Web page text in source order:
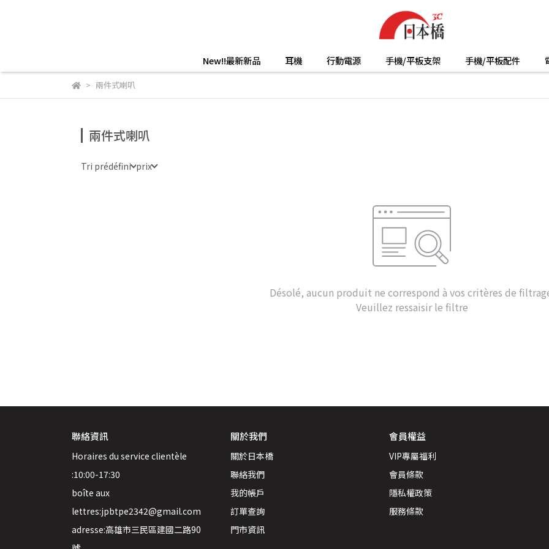
New!!最新新品 耳機 行動電源 手機/平板支架 手機/平板配件
兩件式喇叭
兩件式喇叭
Tri prédéfini prix
Désolé, aucun produit ne correspond à vos critères de
Veuillez ressaisir le filtre
聯絡資訊
Horaires du service clientèle
:10:00-17:30
boîte aux
lettres:jpbtpe2342@gmail.com
adresse:高雄市三民區建國二路90
關於我們
關於日本橋
聯絡我們
我的帳戶
訂單查詢
門市資訊
會員權益
VIP專屬福利
會員條款
隱私權政策
服務條款